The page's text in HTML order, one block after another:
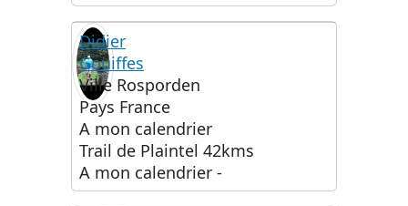
Didier
Gouiffes
Ville Rosporden
Pays France
A mon calendrier
Trail de Plaintel 42kms
A mon calendrier -